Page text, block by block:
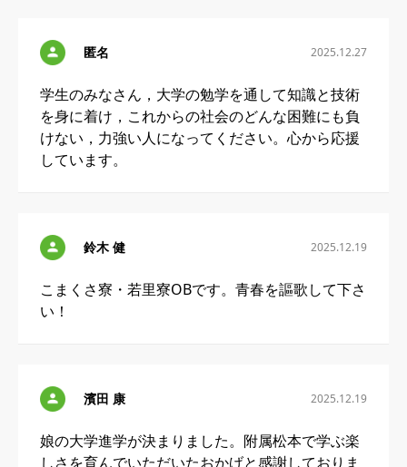
匿名 2025.12.27
学生のみなさん，大学の勉学を通して知識と技術
を身に着け，これからの社会のどんな困難にも負
けない，力強い人になってください。心から応援
しています。
鈴木 健 2025.12.19
こまくさ寮・若里寮OBです。青春を謳歌して下さ
い！
濱田 康 2025.12.19
娘の大学進学が決まりました。附属松本で学ぶ楽
しさを育んでいただいたおかげと感謝しておりま